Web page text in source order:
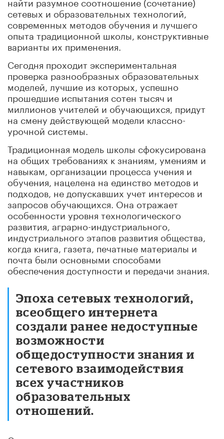
сетевых и образовательных технологий,
современных методов обучения и лучшего
опыта традиционной школы, конструктивные
варианты их применения.
Сегодня проходит экспериментальная
проверка разнообразных образовательных
моделей, лучшие из которых, успешно
прошедшие испытания сотен тысяч и
миллионов учителей и обучающихся, придут
на смену действующей модели классно-
урочной системы.
Традиционная модель школы сфокусирована
на общих требованиях к знаниям, умениям и
навыкам, организации процесса учения и
обучения, нацелена на единство методов и
подходов, не допускавших учет интересов и
запросов обучающихся. Она отражает
особенности уровня технологического
развития, аграрно-индустриального,
индустриального этапов развития общества,
когда книга, газета, печатные материалы и
почта были основными способами
обеспечения доступности и передачи знания.
Эпоха сетевых технологий,
всеобщего интернета
создали ранее недоступные
возможности
общедоступности знания и
сетевого взаимодействия
всех участников
образовательных
отношений.